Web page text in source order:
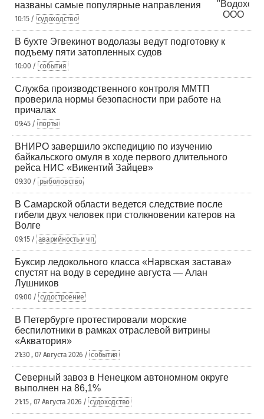
названы самые популярные направления
10:15 / судоходство
В бухте Эгвекинот водолазы ведут подготовку к
подъему пяти затопленных судов
10:00 / события
Служба производственного контроля ММТП
проверила нормы безопасности при работе на
причалах
09:45 / порты
ВНИРО завершило экспедицию по изучению
байкальского омуля в ходе первого длительного
рейса НИС «Викентий Зайцев»
09:30 / рыболовство
В Самарской области ведется следствие после
гибели двух человек при столкновении катеров на
Волге
09:15 / аварийность и чп
Буксир ледокольного класса «Нарвская застава»
спустят на воду в середине августа — Алан
Лушников
09:00 / судостроение
В Петербурге протестировали морские
беспилотники в рамках отраслевой витрины
«Акватория»
21:30 , 07 Августа 2026 / события
Северный завоз в Ненецком автономном округе
выполнен на 86,1%
21:15 , 07 Августа 2026 / судоходство